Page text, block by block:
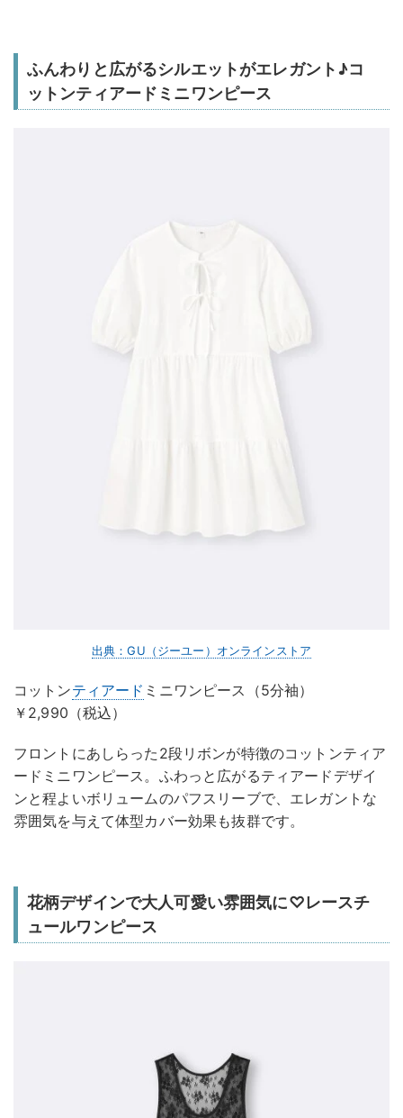
ふんわりと広がるシルエットがエレガント♪コ
ットンティアードミニワンピース
出典：GU（ジーユー）オンラインストア
コットンティアード ミニワンピース（5分袖）
￥2,990（税込）
フロントにあしらった2段リボンが特徴のコットンティア
ードミニワンピース。ふわっと広がるティアードデザイ
ンと程よいボリュームのパフスリーブで、エレガントな
雰囲気を与えて体型カバー効果も抜群です。
花柄デザインで大人可愛い雰囲気に♡レースチ
ュールワンピース